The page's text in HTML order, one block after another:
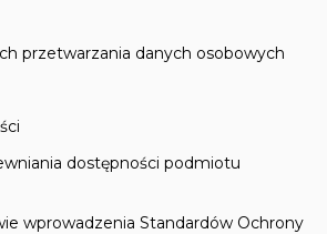
przetwarzania danych osobowych
dostępności podmiotu
wprowadzenia Standardów Ochrony